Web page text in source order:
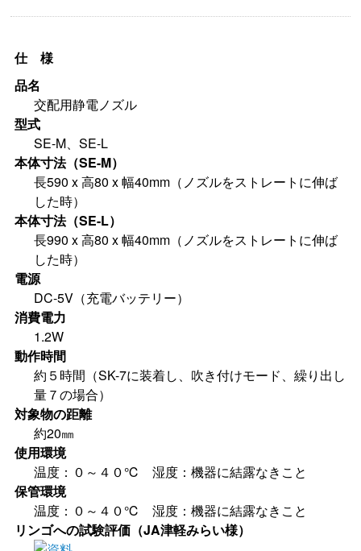
仕 様
品名
交配用静電ノズル
型式
SE-M、SE-L
本体寸法（SE-M）
長590 x 高80 x 幅40mm（ノズルをストレートに伸ば
した時）
本体寸法（SE-L）
長990 x 高80 x 幅40mm（ノズルをストレートに伸ば
した時）
電源
DC-5V（充電バッテリー）
消費電力
1.2W
動作時間
約５時間（SK-7に装着し、吹き付けモード、繰り出し
量７の場合）
対象物の距離
約20㎜
使用環境
温度：０～４０℃ 湿度：機器に結露なきこと
保管環境
温度：０～４０℃ 湿度：機器に結露なきこと
リンゴへの試験評価（JA津軽みらい様）